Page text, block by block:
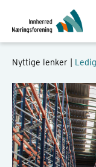
Nyttige lenker |